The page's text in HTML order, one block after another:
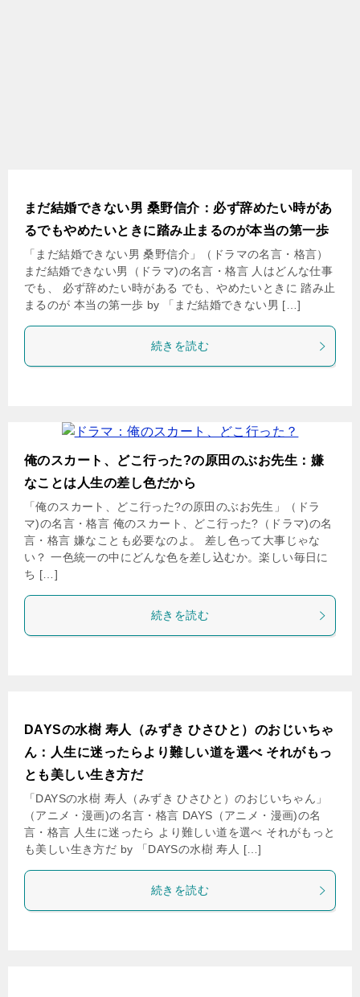
まだ結婚できない男 桑野信介：必ず辞めたい時があ
るでもやめたいときに踏み止まるのが本当の第一歩
「まだ結婚できない男 桑野信介」（ドラマの名言・格言）
まだ結婚できない男（ドラマ)の名言・格言 人はどんな仕事
でも、 必ず辞めたい時がある でも、やめたいときに 踏み止
まるのが 本当の第一歩 by 「まだ結婚できない男 […]
続きを読む
俺のスカート、どこ行った?の原田のぶお先生：嫌
なことは人生の差し色だから
「俺のスカート、どこ行った?の原田のぶお先生」（ドラ
マ)の名言・格言 俺のスカート、どこ行った?（ドラマ)の名
言・格言 嫌なことも必要なのよ。 差し色って大事じゃな
い？ 一色統一の中にどんな色を差し込むか。楽しい毎日に
ち […]
続きを読む
DAYSの水樹 寿人（みずき ひさひと）のおじいちゃ
ん：人生に迷ったらより難しい道を選べ それがもっ
とも美しい生き方だ
「DAYSの水樹 寿人（みずき ひさひと）のおじいちゃん」
（アニメ・漫画)の名言・格言 DAYS（アニメ・漫画)の名
言・格言 人生に迷ったら より難しい道を選べ それがもっと
も美しい生き方だ by 「DAYSの水樹 寿人 […]
続きを読む